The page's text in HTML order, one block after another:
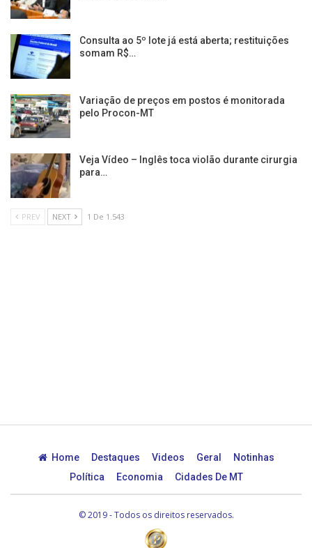
Consulta ao 5º lote já está aberta; restituições
somam R$…
Variação de preços em postos é monitorada
pelo Procon-MT
Veja Vídeo – Inglês toca violão durante cirurgia
para…
PREV NEXT 1 De 1.543
Home Destaques Videos Geral
Notinhas
Política
Economia Cidades De MT
© 2019 - Todos os direitos reservados.